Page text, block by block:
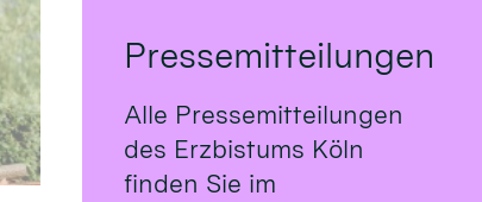
Pressemitteilungen
Alle Pressemitteilungen
des Erzbistums Köln
finden Sie im